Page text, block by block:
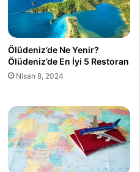
Ölüdeniz’de Ne Yenir?
Ölüdeniz’de En İyi 5 Restoran
Nisan 8, 2024